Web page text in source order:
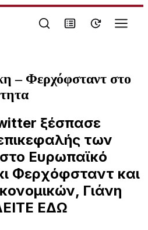
– Φερχόφσταντ στο
ξέσπασε
των
Ευρωπαϊκό
Φερχόφσταντ και
Γιάνη
ΕΔΩ